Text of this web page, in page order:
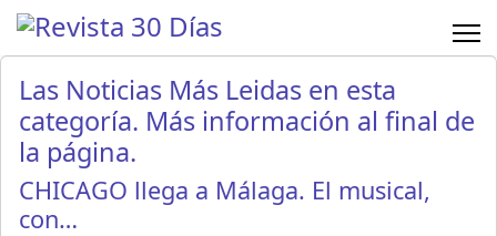
Las Noticias Más Leidas en esta
categoría. Más información al final de
la página.
CHICAGO llega a Málaga. El musical,
con…